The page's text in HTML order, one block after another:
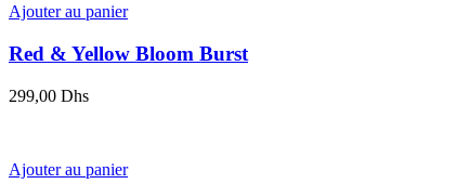
Ajouter au panier
Red & Yellow Bloom Burst
299,00 Dhs
Ajouter au panier